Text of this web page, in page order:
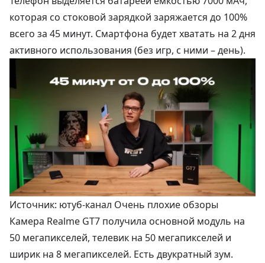
которая со стоковой зарядкой заряжается до 100%
всего за 45 минут. Смартфона будет хватать на 2 дня
активного использования (без игр, с ними – день).
Источник: ютуб-канал Очень плохие обзоры
Камера Realme GT7 получила основной модуль на
50 мегапикселей, телевик на 50 мегапикселей и
ширик на 8 мегапикселей. Есть двукратный зум.